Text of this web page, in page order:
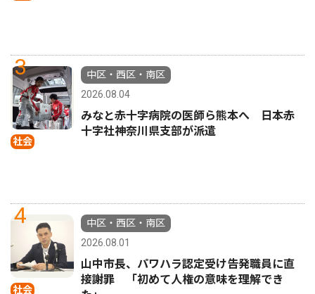
3
社会
中区・西区・南区
2026.08.04
みなと赤十字病院の医師ら熊本へ 日本赤
十字社神奈川県支部が派遣
4
社会
中区・西区・南区
2026.08.01
山中市長、パワハラ認定受け告発職員に直
接謝罪 「初めて人権の意味を理解でき